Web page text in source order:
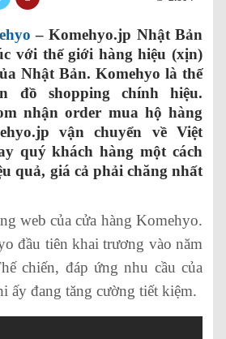
– Komehyo.jp Nhật Bản
với thế giới hàng hiệu (xịn)
Nhật Bản. Komehyo là thế
đồ shopping chính hiệu.
nhận order mua hộ hàng
vận chuyển về Việt
quý khách hàng một cách
quả, giá cả phải chăng nhất
web của cửa hàng Komehyo.
đầu tiên khai trương vào năm
chiến, đáp ứng nhu cầu của
ấy đang tăng cường tiết kiệm.